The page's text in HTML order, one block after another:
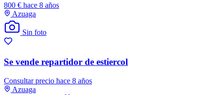
800 € hace 8 años
Azuaga
Sin foto
Se vende repartidor de estiercol
Consultar precio hace 8 años
Azuaga